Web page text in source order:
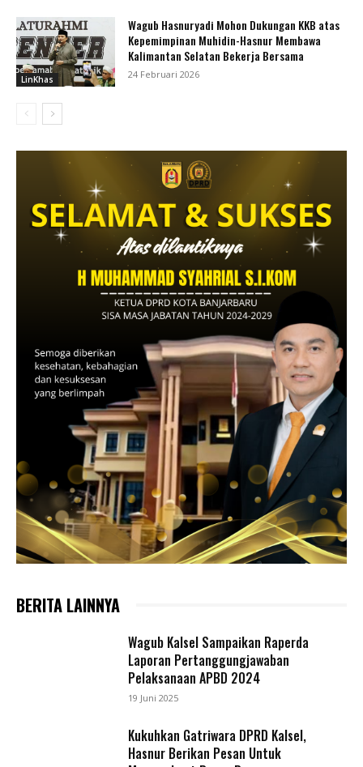
LinKhas
Wagub Hasnuryadi Mohon Dukungan KKB atas
Kepemimpinan Muhidin-Hasnur Membawa
Kalimantan Selatan Bekerja Bersama
24 Februari 2026
BERITA LAINNYA
Wagub Kalsel Sampaikan Raperda
Laporan Pertanggungjawaban
Pelaksanaan APBD 2024
19 Juni 2025
Kukuhkan Gatriwara DPRD Kalsel,
Hasnur Berikan Pesan Untuk